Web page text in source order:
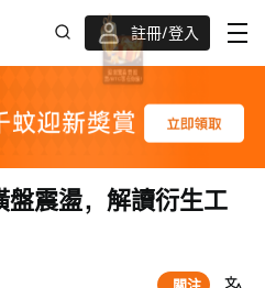
註冊/登入
迎新驚喜賞 股票/BTC等任你揀!
盤震盪，解讀衍生工